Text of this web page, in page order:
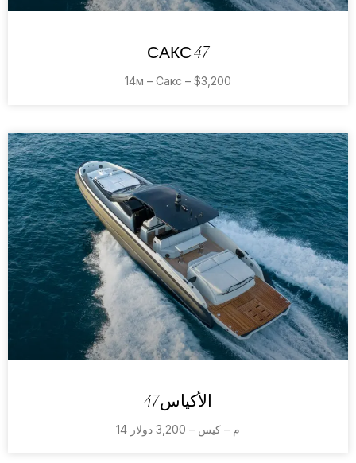
САКС 47
14м – Сакс – $3,200
الأكياس 47
14 م – كيس – 3,200 دولار